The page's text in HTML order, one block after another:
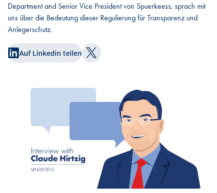
Department and Senior Vice President von Spuerkeess, sprach mit
uns über die Bedeutung dieser Regulierung für Transparenz und
Anlegerschutz.
Auf Linkedin teilen Auf Twitter teilen